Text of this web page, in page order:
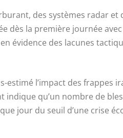
des systèmes radar et
dès la première journée
évidence des lacunes
estimé l’impact des frappes
qu’un nombre de
jour du seuil d’une crise